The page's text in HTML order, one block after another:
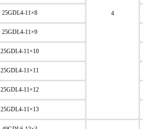
4
25GDL4-11×8
25GDL4-11×9
25GDL4-11×10
25GDL4-11×11
25GDL4-11×12
25GDL4-11×13